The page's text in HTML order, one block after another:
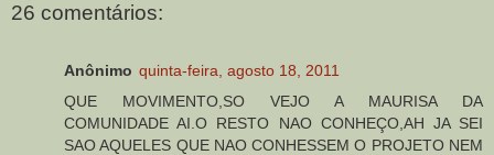
26 comentários:
Anônimo quinta-feira, agosto 18, 2011
QUE MOVIMENTO,SO VEJO A MAURISA DA
COMUNIDADE AI.O RESTO NAO CONHEÇO,AH JA SEI
SAO AQUELES QUE NAO CONHESSEM O PROJETO NEM